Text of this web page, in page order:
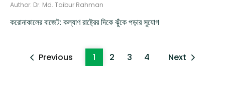
Author: Dr. Md. Taibur Rahman
করোনাকালের বাজেট: কল্যাণ রাষ্ট্রের দিকে ঝুঁকে পড়ার সুযোগ
Previous 1 2 3 4 Next